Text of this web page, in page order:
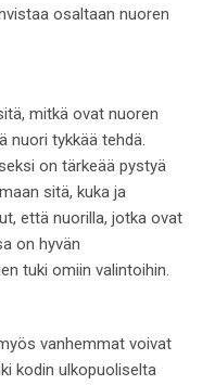
osaltaan nuoren
mitkä ovat nuoren
nuori tykkää tehdä.
on tärkeää pystyä
sitä, kuka ja
että nuorilla, jotka ovat
on hyvän
tuki omiin valintoihin.
vanhemmat voivat
kodin ulkopuoliselta